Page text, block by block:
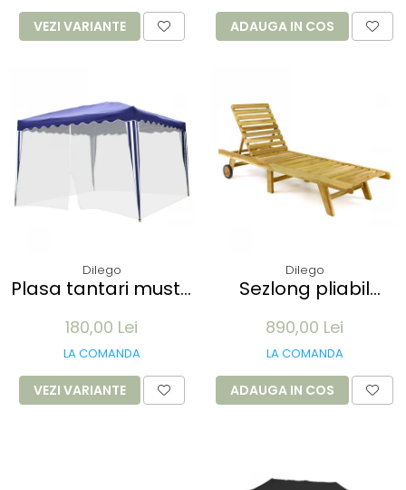
100 buc
VEZI VARIANTE ADAUGA IN COS
Dilego
Plasa tantari muste
- 12 m lungime -
culoare alb
180,00 Lei
LA COMANDA
VEZI VARIANTE
Dilego
Sezlong pliabil
TEAK 200x57x34 cm
- pliabil cu roti
890,00 Lei
LA COMANDA
ADAUGA IN COS